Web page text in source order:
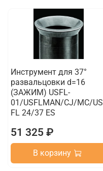
Инструмент для 37°
развальцовки d=16
(ЗАЖИМ) USFL-
01/USFLMAN/CJ/MC/US
FL 24/37 ES
51 325 ₽
В корзину